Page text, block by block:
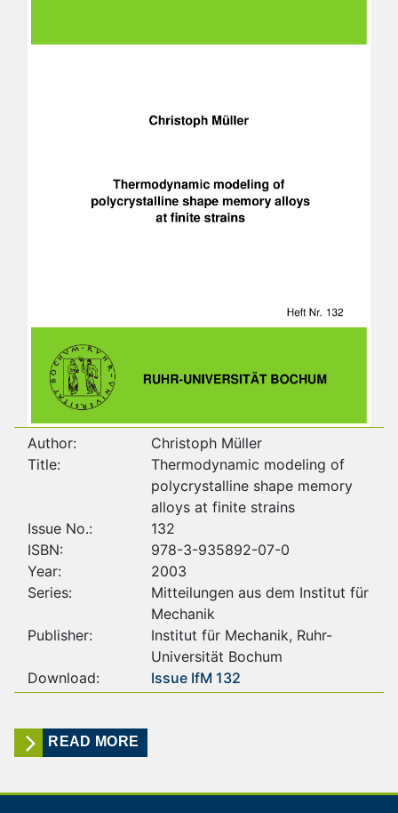
Author:
Christoph Müller
Title:
Thermodynamic modeling of
polycrystalline shape memory
alloys at finite strains
Issue No.:
132
ISBN:
978-3-935892-07-0
Year:
2003
Series:
Mitteilungen aus dem Institut für
Mechanik
Publisher:
Institut für Mechanik, Ruhr-
Universität Bochum
Download:
Issue IfM 132
READ MORE